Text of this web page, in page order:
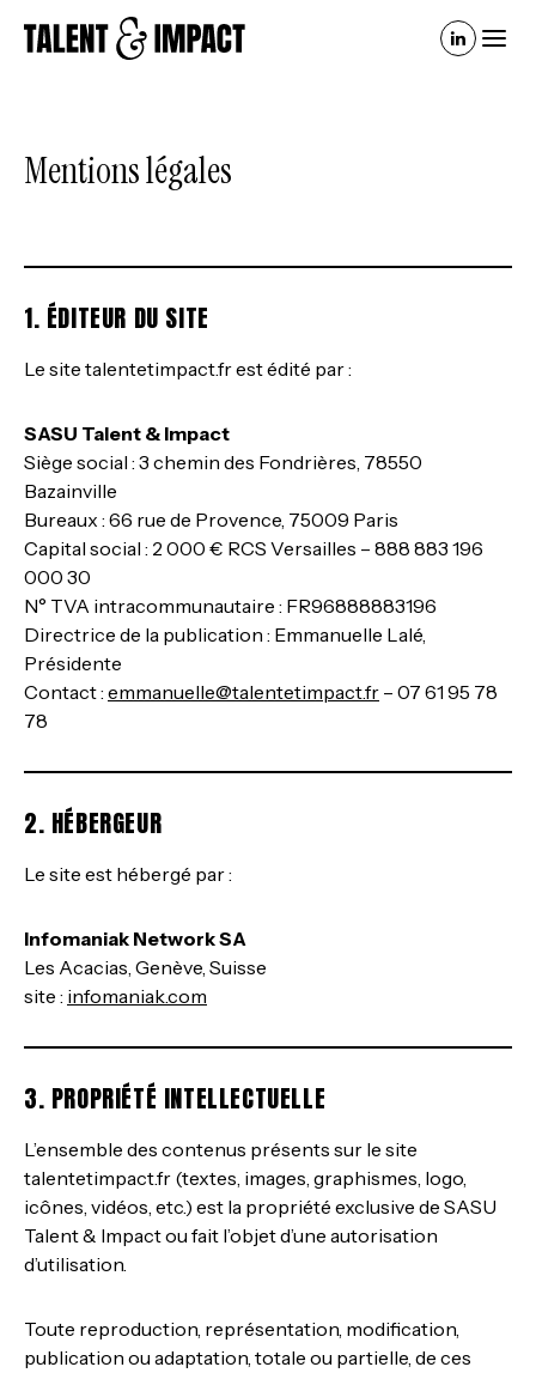
Mentions légales
1. ÉDITEUR DU SITE
Le site talentetimpact.fr est édité par :
SASU Talent & Impact
Siège social : 3 chemin des Fondrières, 78550
Bazainville
Bureaux : 66 rue de Provence, 75009 Paris
Capital social : 2 000 € RCS Versailles – 888 883 196
000 30
N° TVA intracommunautaire : FR96888883196
Directrice de la publication : Emmanuelle Lalé,
Présidente
Contact : emmanuelle@talentetimpact.fr – 07 61 95 78
78
2. HÉBERGEUR
Le site est hébergé par :
Infomaniak Network SA
Les Acacias, Genève, Suisse
site : infomaniak.com
3. PROPRIÉTÉ INTELLECTUELLE
L’ensemble des contenus présents sur le site
talentetimpact.fr (textes, images, graphismes, logo,
icônes, vidéos, etc.) est la propriété exclusive de SASU
Talent & Impact ou fait l’objet d’une autorisation
d’utilisation.
Toute reproduction, représentation, modification,
publication ou adaptation, totale ou partielle, de ces